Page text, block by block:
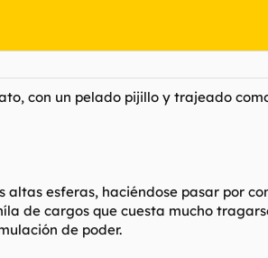
con un pelado pijillo y trajeado
esferas, haciéndose pasar por
de cargos que cuesta mucho
de poder.